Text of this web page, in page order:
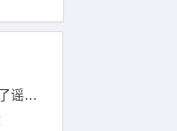
恢复